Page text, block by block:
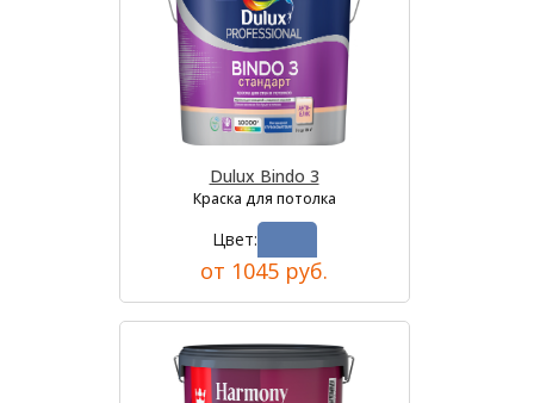
Dulux Bindo 3
Краска для потолка
Цвет:
от 1045 руб.